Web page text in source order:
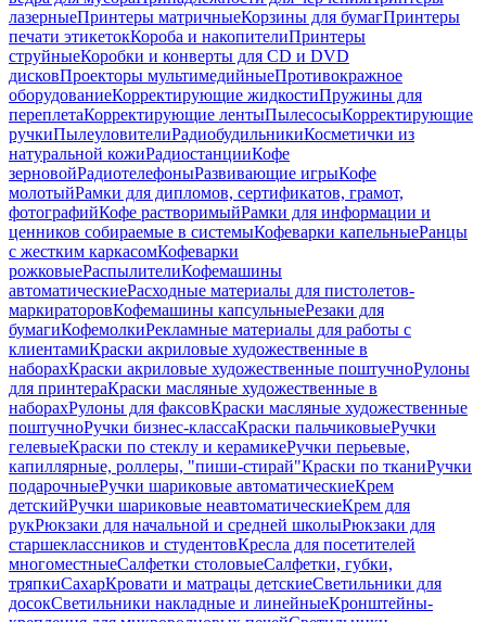
лазерныеПринтеры матричныеКорзины для бумагПринтеры
печати этикетокКороба и накопителиПринтеры
струйныеКоробки и конверты для CD и DVD
дисковПроекторы мультимедийныеПротивокражное
оборудованиеКорректирующие жидкостиПружины для
переплетаКорректирующие лентыПылесосыКорректирующие
ручкиПылеуловителиРадиобудильникиКосметички из
натуральной кожиРадиостанцииКофе
зерновойРадиотелефоныРазвивающие игрыКофе
молотыйРамки для дипломов, сертификатов, грамот,
фотографийКофе растворимыйРамки для информации и
ценников собираемые в системыКофеварки капельныеРанцы
с жестким каркасомКофеварки
рожковыеРаспылителиКофемашины
автоматическиеРасходные материалы для пистолетов-
маркираторовКофемашины капсульныеРезаки для
бумагиКофемолкиРекламные материалы для работы с
клиентамиКраски акриловые художественные в
наборахКраски акриловые художественные поштучноРулоны
для принтераКраски масляные художественные в
наборахРулоны для факсовКраски масляные художественные
поштучноРучки бизнес-классаКраски пальчиковыеРучки
гелевыеКраски по стеклу и керамикеРучки перьевые,
капиллярные, роллеры, "пиши-стирай"Краски по тканиРучки
подарочныеРучки шариковые автоматическиеКрем
детскийРучки шариковые неавтоматическиеКрем для
рукРюкзаки для начальной и средней школыРюкзаки для
старшеклассников и студентовКресла для посетителей
многоместныеСалфетки столовыеСалфетки, губки,
тряпкиСахарКровати и матрацы детскиеСветильники для
досокСветильники накладные и линейныеКронштейны-